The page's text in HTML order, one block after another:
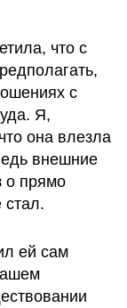
что с
с
Я,
она влезла
внешние
о прямо
стал.
ей сам